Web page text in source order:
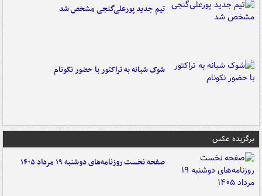
تیم جدید پورعلی‌گنجی مشخص شد
شوک شبانه به تراکتور با حضور نکونام
برگزیده عکس
صفحه نخست روزنامه‌های دوشنبه ۱۹ مرداد ۱۴۰۵